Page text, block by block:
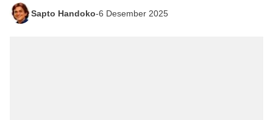
Sapto Handoko-6 Desember 2025